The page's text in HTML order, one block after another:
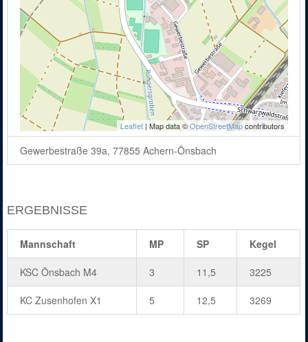
Leaflet| Map data ©OpenStreetMapcontributors
Gewerbestraße 39a, 77855 Achern-Önsbach
ERGEBNISSE
Mannschaft MP SP Kegel
KSC Önsbach M4 3 11,5 3225
KC Zusenhofen X1 5 12,5 3269